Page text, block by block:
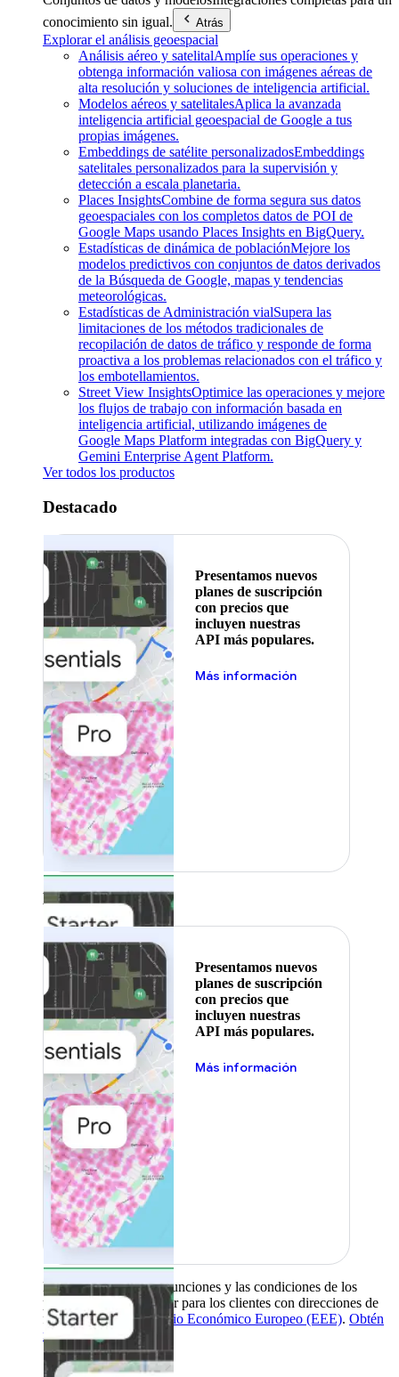
conocimiento sin igual.
Atrás
Explorar el análisis geoespacial
Análisis aéreo y satelitalAmplíe sus operaciones y
obtenga información valiosa con imágenes aéreas de
alta resolución y soluciones de inteligencia artificial.
Modelos aéreos y satelitalesAplica la avanzada
inteligencia artificial geoespacial de Google a tus
propias imágenes.
Embeddings de satélite personalizadosEmbeddings
satelitales personalizados para la supervisión y
detección a escala planetaria.
Places InsightsCombine de forma segura sus datos
geoespaciales con los completos datos de POI de
Google Maps usando Places Insights en BigQuery.
Estadísticas de dinámica de poblaciónMejore los
modelos predictivos con conjuntos de datos derivados
de la Búsqueda de Google, mapas y tendencias
meteorológicas.
Estadísticas de Administración vialSupera las
limitaciones de los métodos tradicionales de
recopilación de datos de tráfico y responde de forma
proactiva a los problemas relacionados con el tráfico y
los embotellamientos.
Street View InsightsOptimice las operaciones y mejore
los flujos de trabajo con información basada en
inteligencia artificial, utilizando imágenes de
Google Maps Platform integradas con BigQuery y
Gemini Enterprise Agent Platform.
Ver todos los productos
Destacado
Presentamos nuevos
planes de suscripción
con precios que
incluyen nuestras
API más populares.
Más información
Destacado
Presentamos nuevos
planes de suscripción
con precios que
incluyen nuestras
API más populares.
Más información
La disponibilidad, las funciones y las condiciones de los
productos pueden variar para los clientes con direcciones de
facturación en el Espacio Económico Europeo (EEE). Obtén
más información .